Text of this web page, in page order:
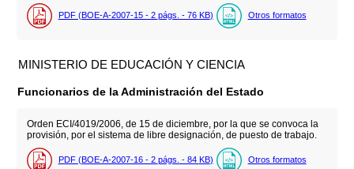
PDF (BOE-A-2007-15 - 2 págs. - 76 KB) Otros formatos
MINISTERIO DE EDUCACIÓN Y CIENCIA
Funcionarios de la Administración del Estado
Orden ECI/4019/2006, de 15 de diciembre, por la que se convoca la
provisión, por el sistema de libre designación, de puesto de trabajo.
PDF (BOE-A-2007-16 - 2 págs. - 84 KB) Otros formatos